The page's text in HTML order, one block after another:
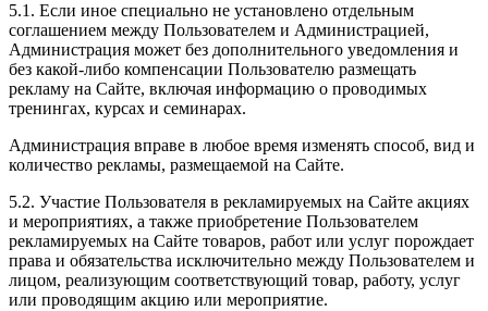
5.1. Если иное специально не установлено отдельным
соглашением между Пользователем и Администрацией,
Администрация может без дополнительного уведомления и
без какой-либо компенсации Пользователю размещать
рекламу на Сайте, включая информацию о проводимых
тренингах, курсах и семинарах.
Администрация вправе в любое время изменять способ, вид и
количество рекламы, размещаемой на Сайте.
5.2. Участие Пользователя в рекламируемых на Сайте акциях
и мероприятиях, а также приобретение Пользователем
рекламируемых на Сайте товаров, работ или услуг порождает
права и обязательства исключительно между Пользователем и
лицом, реализующим соответствующий товар, работу, услуг
или проводящим акцию или мероприятие.